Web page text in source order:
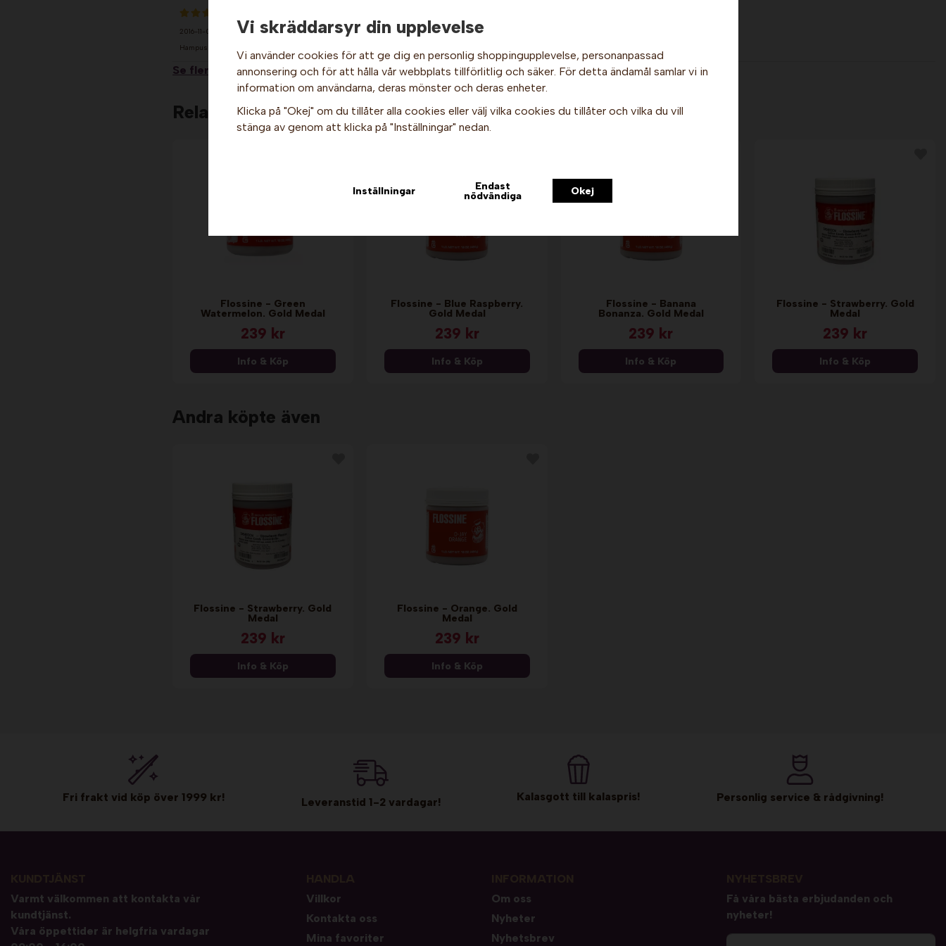
Hej och välkommen till Gottes!
företag (exkl. moms) för hur våra priser ska visas.
2016-11-07
Hampus
Se fler recensioner...
Relaterade produkter
Flossine - Green
Watermelon. Gold Medal
239 kr
Info & Köp
Flossine - Blue Raspberry.
Gold Medal
239 kr
Info & Köp
Flossine - Banana
Bonanza. Gold Medal
239 kr
Info & Köp
Flossine - Strawberry. Gold
Medal
239 kr
Info & Köp
Andra köpte även
Flossine - Strawberry. Gold
Medal
239 kr
Info & Köp
Flossine - Orange. Gold
Medal
239 kr
Info & Köp
Fri frakt vid köp över 1999 kr! Leveranstid 1-2 vardagar! Kalasgott till kalaspris! Personlig service & rådgivning!
Varmt välkommen att kontakta vår
kundtjänst.
Våra öppettider är helgfria vardagar
Villkor
Kontakta oss
Mina favoriter
Om oss
Nyheter
Nyhetsbrev
Få våra bästa erbjudanden och
nyheter!
Vi skräddarsyr din upplevelse
Vi använder cookies för att ge dig en personlig shoppingupplevelse, personanpassad
annonsering och för att hålla vår webbplats tillförlitlig och säker. För detta ändamål samlar vi in
information om användarna, deras mönster och deras enheter.
Klicka på "Okej" om du tillåter alla cookies eller välj vilka cookies du tillåter och vilka du vill
stänga av genom att klicka på "Inställningar" nedan.
Inställningar Endast
nödvändiga Okej